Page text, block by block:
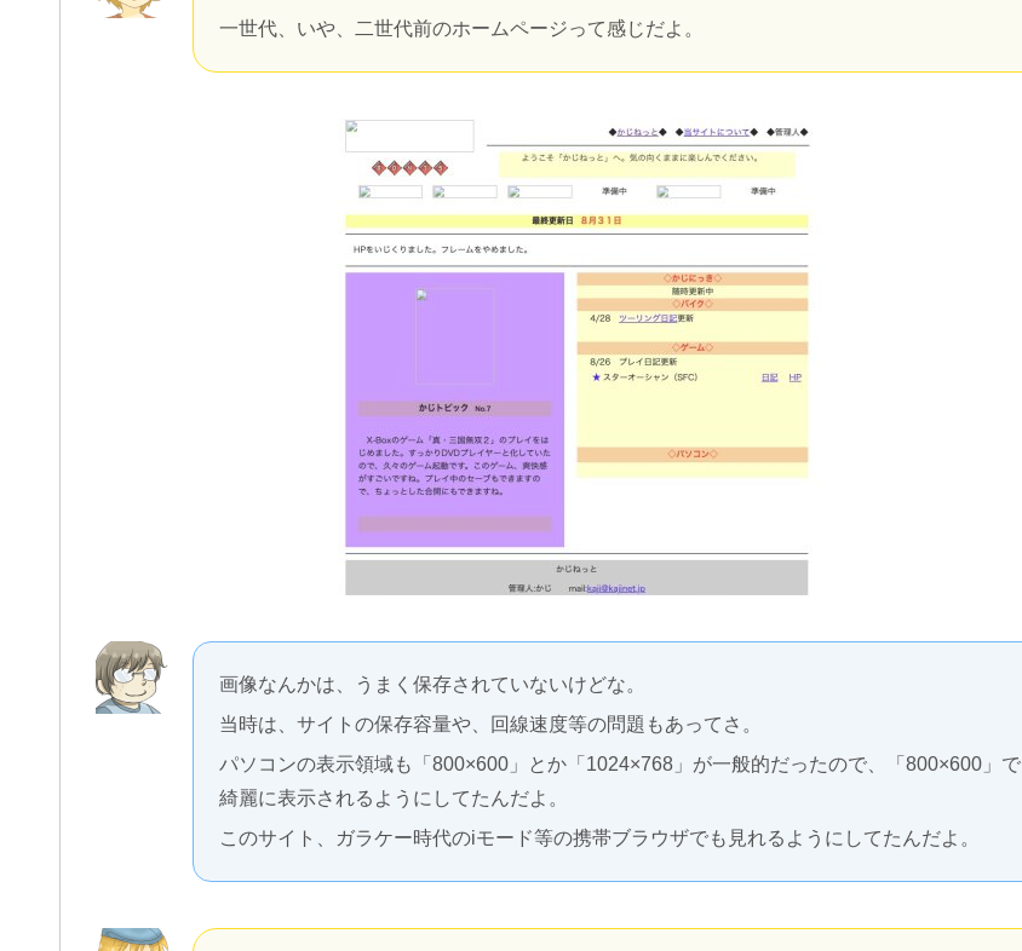
一世代、いや、二世代前のホームページって感じだよ。
画像なんかは、うまく保存されていないけどな。
当時は、サイトの保存容量や、回線速度等の問題もあってさ。
パソコンの表示領域も「800×600」とか「1024×768」が一般的だったので、「800×600」で
綺麗に表示されるようにしてたんだよ。
このサイト、ガラケー時代のiモード等の携帯ブラウザでも見れるようにしてたんだよ。